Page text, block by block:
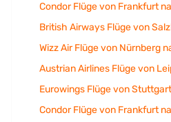
Condor Flüge von Frankfurt
British Airways Flüge von
Wizz Air Flüge von Nürnberg
Austrian Airlines Flüge von
Eurowings Flüge von
Condor Flüge von Frankfurt